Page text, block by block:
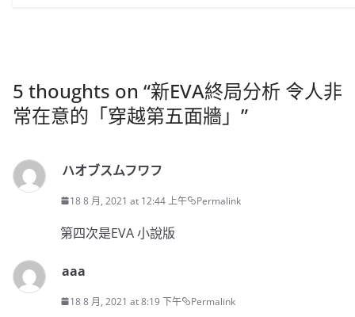
5 thoughts on “新EVA終局分析 令人非
常在意的「穿越第五面牆」 ”
ハオブスムフワフ
18 8 月, 2021 at 12:44 上午 Permalink
第四次是EVA 小說版
aaa
18 8 月, 2021 at 8:19 下午 Permalink